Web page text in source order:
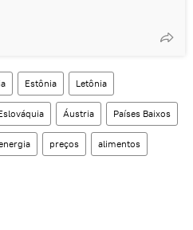
Estônia Letônia
Áustria Países Baixos
preços alimentos